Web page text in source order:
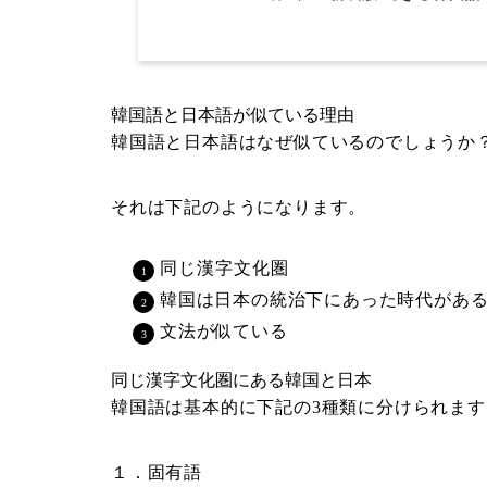
韓国語と日本語が似ている理由
韓国語と日本語はなぜ似ているのでしょうか
それは下記のようになります。
同じ漢字文化圏
韓国は日本の統治下にあった時代がある
文法が似ている
同じ漢字文化圏にある韓国と日本
韓国語は基本的に下記の3種類に分けられます
１．固有語